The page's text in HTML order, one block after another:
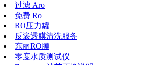
过滤 Aro
免费 Ro
RO压力罐
反渗透膜清洗服务
东丽RO膜
零度水质测试仪